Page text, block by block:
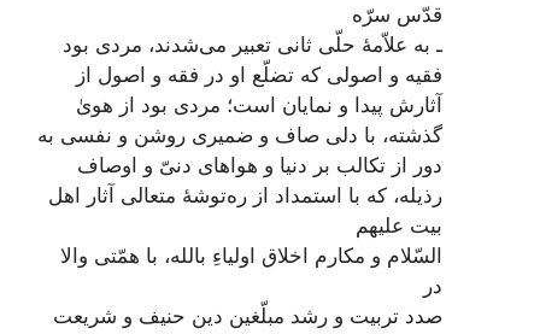
قدّس سرّه
ـ به علاّمۀ حلّی ثانی تعبیر می‌شدند، مردی بود
فقیه و اصولی که تضلّع او در فقه و اصول از
آثارش پیدا و نمایان است؛ مردی بود از هویٰ
گذشته، با دلی صاف و ضمیری روشن و نفسی به
دور از تکالب بر دنیا و هواهای دنیّ و اوصاف
رذیله، که با استمداد از ره‌توشۀ متعالی آثار اهل
بیت علیهم
السّلام و مکارم اخلاق اولیاءِ بالله، با همّتی والا
در
صدد تربیت و رشد مبلّغین دین حنیف و شریعت